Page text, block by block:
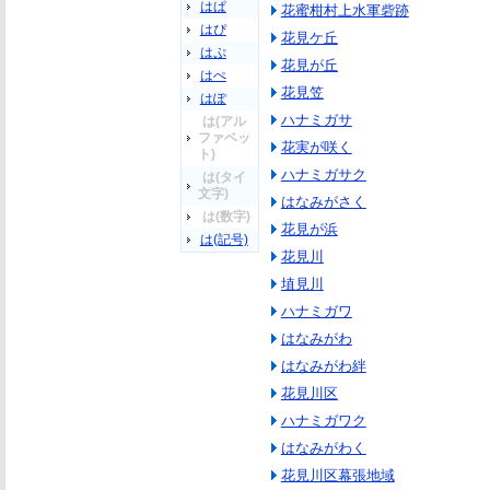
はぱ
はぴ
はぷ
はぺ
はぽ
は(アル
ファベッ
ト)
は(タイ
文字)
は(数字)
は(記号)
花蜜柑村上水軍砦跡
花見ケ丘
花見が丘
花見笠
ハナミガサ
花実が咲く
ハナミガサク
はなみがさく
花見が浜
花見川
埴見川
ハナミガワ
はなみがわ
はなみがわ絆
花見川区
ハナミガワク
はなみがわく
花見川区幕張地域